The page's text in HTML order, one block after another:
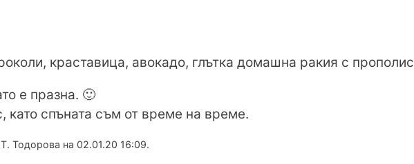
краставица, авокадо, глътка домашна ракия с прополис
е празна. 🙂
като спъната съм от време на време.
Тодорова на 02.01.20 16:09.